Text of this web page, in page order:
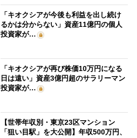
「キオクシアが今後も利益を出し続け
るかは分からない」資産11億円の個人
投資家が…
「キオクシアが再び株価10万円になる
日は遠い」資産3億円超のサラリーマン
投資家が…
【世帯年収別・東京23区マンション
「狙い目駅」を大公開】年収500万円、